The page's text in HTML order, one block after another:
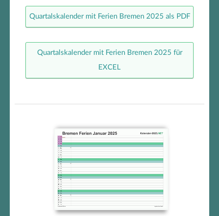
Quartalskalender mit Ferien Bremen 2025 als PDF
Quartalskalender mit Ferien Bremen 2025 für
EXCEL
Monatskalender mit Ferien
Bremen